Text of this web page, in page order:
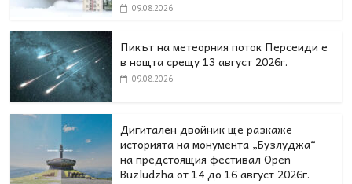
09.08.2026
Пикът на метеорния поток Персеиди е
в нощта срещу 13 август 2026г.
09.08.2026
Дигитален двойник ще разкаже
историята на монумента „Бузлуджа“
на предстоящия фестивал Open
Buzludzha от 14 до 16 август 2026г.